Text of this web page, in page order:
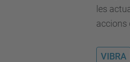
les
accions
VIBRA